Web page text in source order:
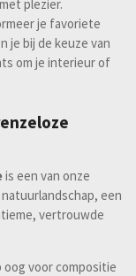
plezier.
je favoriete
je bij de keuze van
om je interieur of
is een van onze
een
vertrouwde
voor compositie